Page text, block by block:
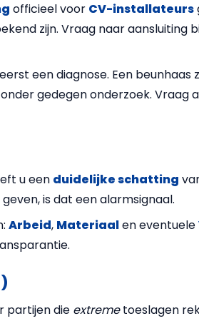
officieel voor CV-installateurs
zijn. Vraag naar aansluiting
een diagnose. Een beunhaas
gedegen onderzoek. Vraag
u een duidelijke schatting
is dat een alarmsignaal.
Arbeid, Materiaalen eventuele
partijen die extremetoeslagen